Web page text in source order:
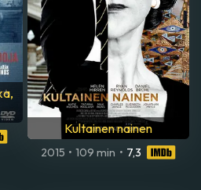
Kultainen nainen
2015 • 109 min • 7,3